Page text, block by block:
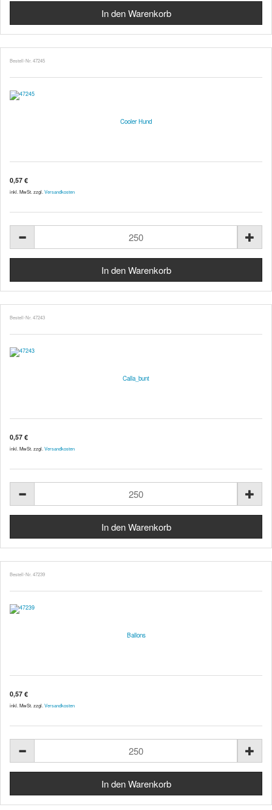
Bestell-Nr. 47245
Cooler Hund
0,57 €
inkl. MwSt. zzgl. Versandkosten
Bestell-Nr. 47243
Calla_bunt
0,57 €
inkl. MwSt. zzgl. Versandkosten
Bestell-Nr. 47239
Ballons
0,57 €
inkl. MwSt. zzgl. Versandkosten